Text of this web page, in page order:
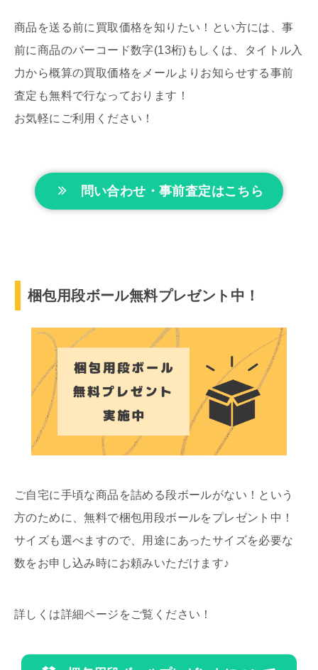
商品を送る前に買取価格を知りたい！とい方には、事
前に商品のバーコード数字(13桁)もしくは、タイトル入
力から概算の買取価格をメールよりお知らせする事前
査定も無料で行なっております！
お気軽にご利用ください！
問い合わせ・事前査定はこちら
梱包用段ボール無料プレゼント中！
ご自宅に手頃な商品を詰める段ボールがない！という
方のために、無料で梱包用段ボールをプレゼント中！
サイズも選べますので、用途にあったサイズを必要な
数をお申し込み時にお頼みいただけます♪
詳しくは詳細ページをご覧ください！